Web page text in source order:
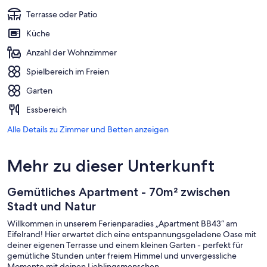
Terrasse oder Patio
Küche
Anzahl der Wohnzimmer
Spielbereich im Freien
Garten
Essbereich
Alle Details zu Zimmer und Betten anzeigen
Mehr zu dieser Unterkunft
Gemütliches Apartment - 70m² zwischen
Stadt und Natur
Willkommen in unserem Ferienparadies „Apartment BB43“ am
Eifelrand! Hier erwartet dich eine entspannungsgeladene Oase mit
deiner eigenen Terrasse und einem kleinen Garten - perfekt für
gemütliche Stunden unter freiem Himmel und unvergessliche